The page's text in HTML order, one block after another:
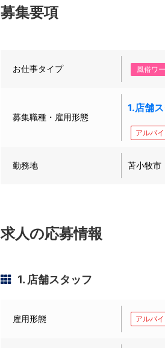
募集要項
お仕事タイプ 風俗ワ
募集職種・雇用形態
1.店舗
アルバイ
勤務地 苫小牧市
求人の応募情報
1. 店舗スタッフ
雇用形態 アルバイ